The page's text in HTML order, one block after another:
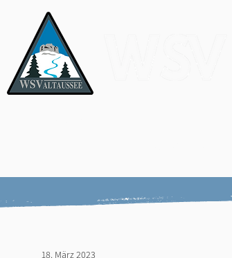
18. März 2023